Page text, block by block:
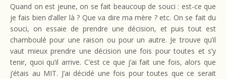
Quand on est jeune, on se fait beaucoup de souci : est-ce que
je fais bien d’aller là ? Que va dire ma mère ? etc. On se fait du
souci, on essaie de prendre une décision, et puis tout est
chamboulé pour une raison ou pour un autre. Je trouve qu’il
vaut mieux prendre une décision une fois pour toutes et s’y
tenir, quoi qu’il arrive. C’est ce que j’ai fait une fois, alors que
j’étais au MIT. J’ai décidé une fois pour toutes que ce serait